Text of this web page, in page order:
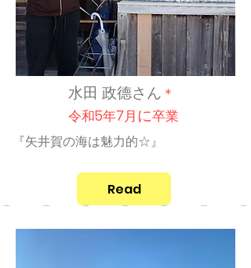
水田 政德さん ＊
令和5年7月に卒業
『矢井賀の海は魅力的☆』
Read